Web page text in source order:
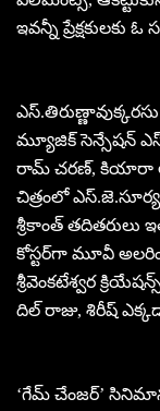
ఇవ‌న్నీ ప్రేక్ష‌కుల‌కు
మ్యూజిక్ సెన్సేష‌న్
రామ్ చ‌ర‌ణ్, కియారా
చిత్రంలో
శ్రీకాంత్ త‌దిత‌రులు
కోస్ట‌ర్‌గా మూవీ
శ్రీవెంకటేశ్వర
దిల్ రాజు, శిరీష్
‘గేమ్ చేంజర్’